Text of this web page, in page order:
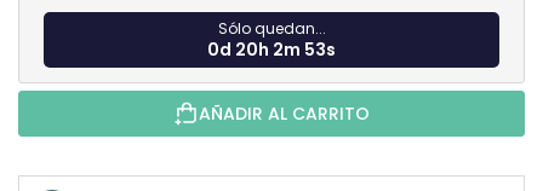
Sólo quedan...
0d 20h 2m 52s
AÑADIR AL CARRITO